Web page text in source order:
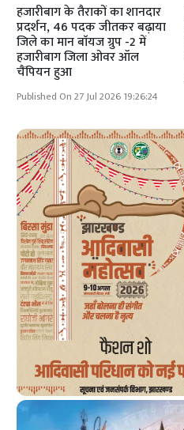
हजारीबाग के तैराकों का शानदार
प्रदर्शन, 46 पदक जीतकर बढ़ाया
जिले का मान बाॅयज ग्रुप -2 में
हजारीबाग जिला ओवर ऑल
चैंपियन हुआ
Published On 27 Jul 2026 19:26:24